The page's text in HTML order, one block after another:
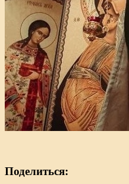
Поделиться: